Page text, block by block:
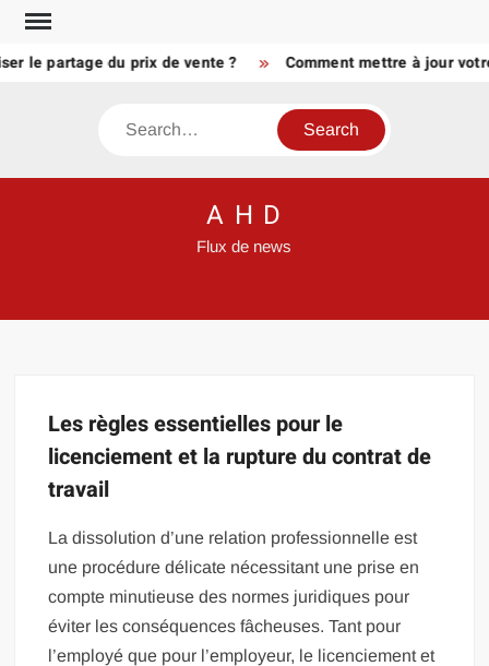
Skip
contentle partage du prix de vente ? Comment mettre à jour
Search
A H D
Flux de news
Les règles essentielles pour le
licenciement et la rupture du contrat de
travail
La dissolution d’une relation professionnelle est
une procédure délicate nécessitant une prise en
compte minutieuse des normes juridiques pour
éviter les conséquences fâcheuses. Tant pour
l’employé que pour l’employeur, le licenciement et